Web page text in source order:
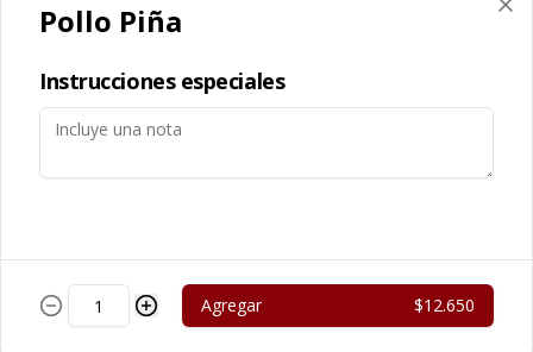
$13.450
Pollo Piña
Instrucciones especiales
Agregar $12.650